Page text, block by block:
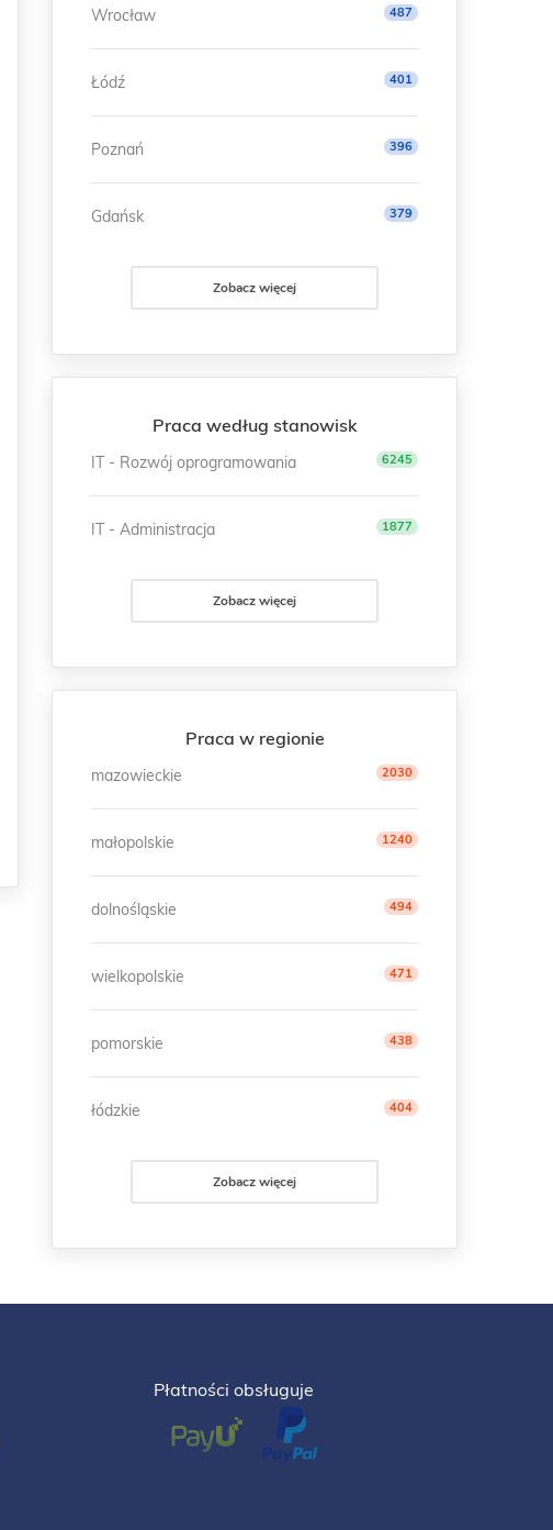
Wrocław 487
Łódź 401
Poznań 396
Gdańsk 379
Zobacz więcej
Praca według stanowisk
IT - Rozwój oprogramowania 6245
IT - Administracja 1877
Zobacz więcej
Praca w regionie
mazowieckie 2030
małopolskie 1240
dolnośląskie 494
wielkopolskie 471
pomorskie 438
łódzkie 404
Zobacz więcej
Płatności obsługuje